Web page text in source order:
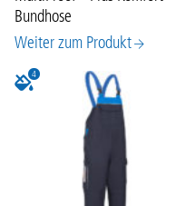
Bundhose
Weiter zum Produkt
4